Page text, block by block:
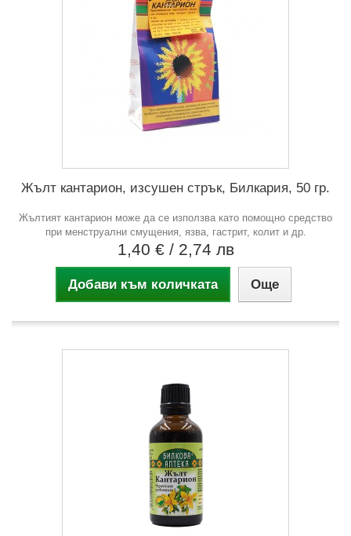
Жълт кантарион, изсушен стрък, Билкария, 50 гр.
Жълтият кантарион може да се използва като помощно средство
при менструални смущения, язва, гастрит, колит и др.
1,40 € / 2,74 лв
Добави към количката Още